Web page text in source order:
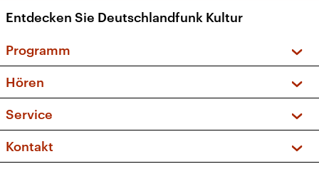
Entdecken Sie Deutschlandfunk Kultur
Programm
Sendungen und Podcasts
Musikliste
Kakadu – Das Kinderprogramm
Hören
Frequenzen (UKW + DAB+)
Service
FAQ
Apps
Kontakt